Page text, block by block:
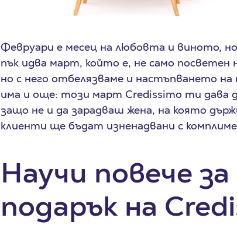
Февруари е месец на любовта и виното,
пък идва март, който е, не само
но с него отбелязваме и настъпването
има и още: този март Credissimo ти дава
защо не и да зарадваш жена, на която
клиенти ще бъдат изненадвани с
Научи повече
подарък на